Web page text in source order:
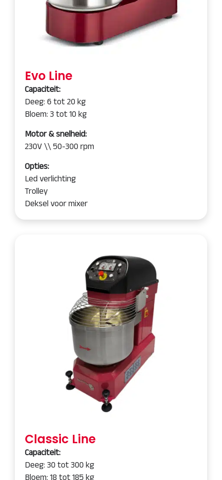
Evo Line
Capaciteit:
Deeg: 6 tot 20 kg
Bloem: 3 tot 10 kg
Motor & snelheid:
230V \\ 50-300 rpm
Opties:
Led verlichting
Trolley
Deksel voor mixer
Classic Line
Capaciteit:
Deeg: 30 tot 300 kg
Bloem: 18 tot 185 kg